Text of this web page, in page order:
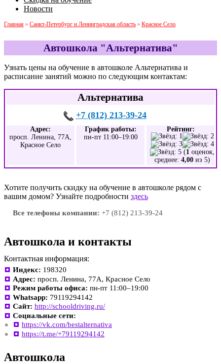
Новости
Главная » Санкт-Петербург и Ленинградская область » Красное Село
Автошкола "Альтернатива"
Узнать цены на обучение в автошколе Альтернатива и
расписание занятий можно по следующим контактам:
Альтернатива
+7 (812) 213-39-24
Адрес:
просп. Ленина, 77А,
Красное Село
График работы:
пн-пт 11:00–19:00
Рейтинг:
(1 оценок,
среднее: 4,00 из 5)
Хотите получить скидку на обучение в автошколе рядом с
вашим домом? Узнайте подробности здесь
Все телефоны компании: +7 (812) 213-39-24
Автошкола и контакты
Контактная информация:
Индекс: 198320
Адрес: просп. Ленина, 77А, Красное Село
Режим работы офиса: пн-пт 11:00–19:00
Whatsapp: 79119294142
Сайт: http://schooldriving.ru/
Социальные сети:
https://vk.com/bestalternativa
https://t.me/+79119294142
Автошкола